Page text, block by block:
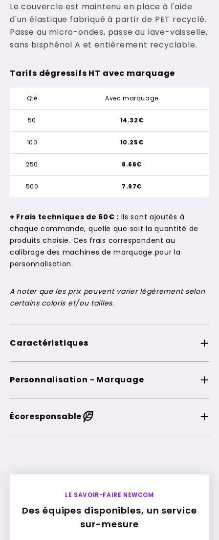
Le couvercle est maintenu en place à l'aide
d'un élastique fabriqué à partir de PET recyclé.
Passe au micro-ondes, passe au lave-vaisselle,
sans bisphénol A et entièrement recyclable.
Tarifs dégressifs HT avec marquage
Qté Avec marquage
50
100
250
500
14.32€
10.25€
8.66€
7.97€
+ Frais techniques de 60€ : Ils sont ajoutés à
chaque commande, quelle que soit la quantité de
produits choisie. Ces frais correspondent au
calibrage des machines de marquage pour la
personnalisation.
A noter que les prix peuvent varier légèrement selon
certains coloris et/ou tailles.
Caractéristiques
Personnalisation - Marquage
Écoresponsable
LE SAVOIR-FAIRE NEWCOM
Des équipes disponibles, un service
sur-mesure